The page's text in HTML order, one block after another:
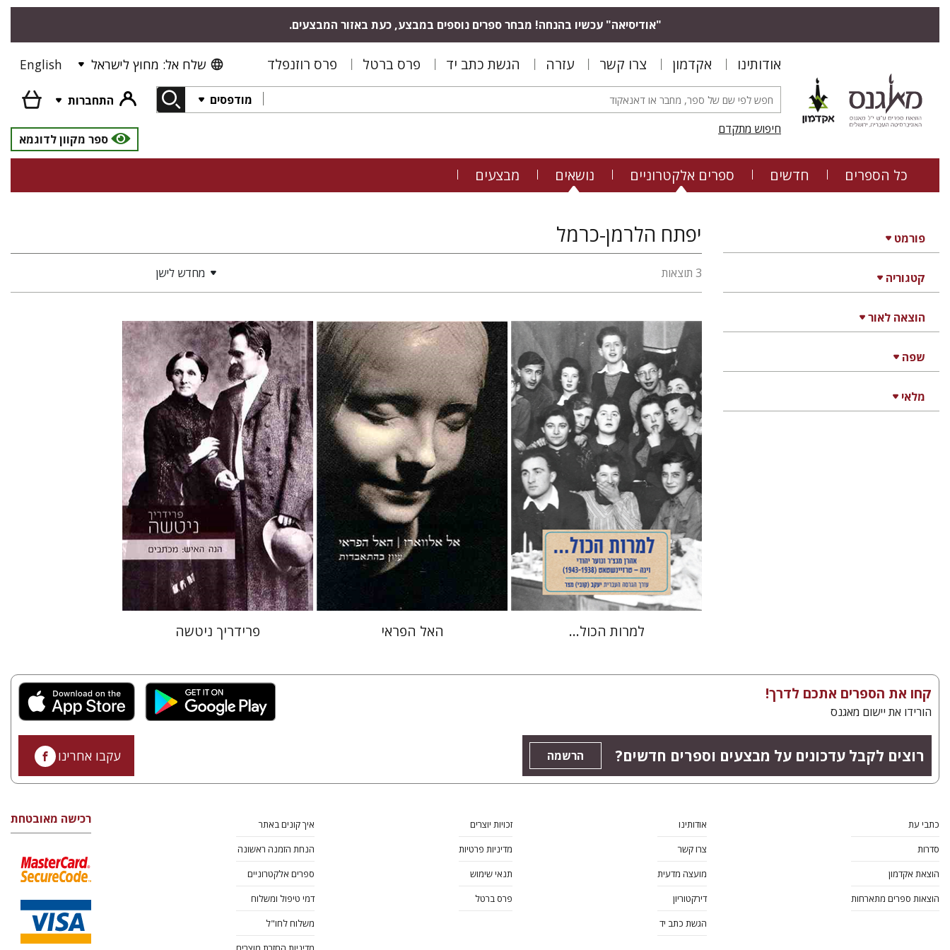
"אודיסיאה" עכשיו בהנחה! מבחר ספרים נוספים במבצע, כעת באזור המבצעים.
אודותינו אקדמון צרו קשר עזרה הגשת כתב יד פרס ברטל פרס רוזנפלד שלח אל: מחוץ לישראל English
מודפסים
התחברות
חיפוש מתקדם
ספר מקוון לדוגמא
כל הספרים חדשים ספרים אלקטרוניים נושאים מבצעים
פורמט
קטגוריה
הוצאה לאור
שפה
מלאי
יפתח הלרמן-כרמל
3 תוצאות מחדש לישן
יעקב (קובי) מצר
קארין נויבורגר-טויטו
יפתח
הלרמן-כרמל
הנחת אתר ספר מודפס
$28
$25
למרות הכול...
אל אלווארז
יפתח הלרמן-כרמל
הנחת אתר ספר מודפס
$34
$31
האל הפראי
יעקב גולומב
יפתח הלרמן-כרמל
הנחת אתר ספר מודפס
$46
$41
פרידריך ניטשה
קחו את הספרים אתכם לדרך!
הורידו את יישום מאגנס
רוצים לקבל עדכונים על מבצעים וספרים חדשים? הרשמה עקבו אחרינו
כתבי עת
סדרות
הוצאת אקדמון
הוצאות ספרים מתארחות
אודותינו
צרו קשר
מועצה מדעית
דירקטוריון
הגשת כתב יד
זכויות יוצרים
מדיניות פרטיות
תנאי שימוש
פרס ברטל
איך קונים באתר
הנחת הזמנה ראשונה
ספרים אלקטרוניים
דמי טיפול ומשלוח
משלוח לחו"ל
רכישה מאובטחת